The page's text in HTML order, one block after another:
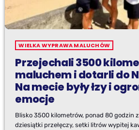
WIELKA WYPRAWA MALUCHÓW
Przejechali 3500
maluchem i dotarli do
Na mecie były łzy i
emocje
Blisko 3500 kilometrów, ponad 80 godzin
dziesiątki przełęczy, setki litrów wypitej